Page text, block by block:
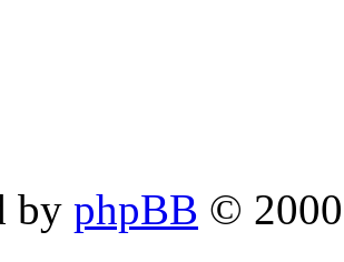
by phpBB ©